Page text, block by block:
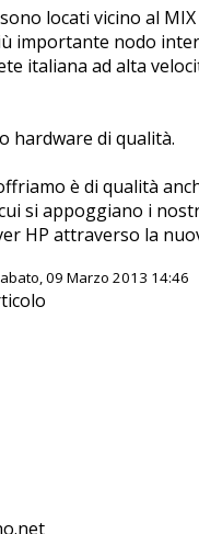
locati vicino al
importante nodo
italiana ad alta
hardware di qualità.
è di qualità
si appoggiano i
HP attraverso la
09 Marzo 2013 14:46